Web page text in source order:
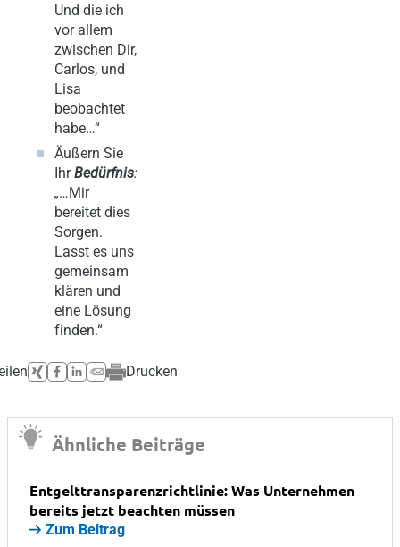
Und die ich
vor allem
zwischen Dir,
Carlos, und
Lisa
beobachtet
habe…“
Äußern Sie
IhrBedürfnis:
„…Mir
bereitet dies
Sorgen.
Lasst es uns
gemeinsam
klären und
eine Lösung
finden.“
Drucken
Ähnliche Beiträge
Entgelttransparenzrichtlinie: Was Unternehmen
bereits jetzt beachten müssen
Zum Beitrag